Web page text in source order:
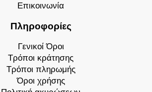
Επικοινωνία
Πληροφορίες
Γενικοί Όροι
Τρόποι κράτησης
Τρόποι πληρωμής
Όροι χρήσης